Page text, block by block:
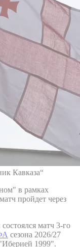
Кавказа“
в рамках
пройдет через
матч 3-го
сезона 2026/27
1999".